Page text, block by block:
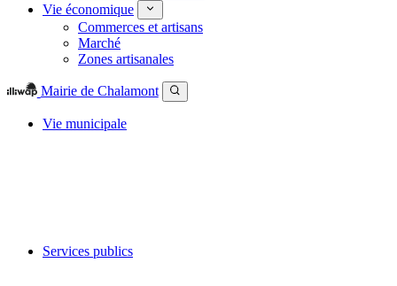
Vie économique
Commerces et artisans
Marché
Zones artisanales
Mairie de Chalamont
Vie municipale
Services publics